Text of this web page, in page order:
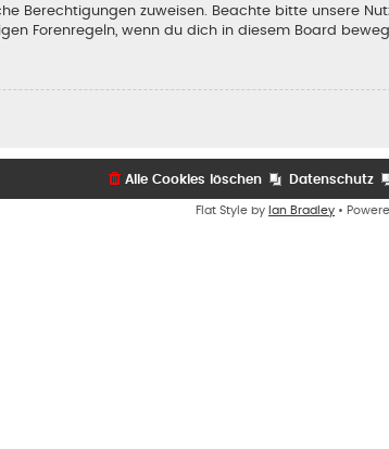
Berechtigungen zuweisen. Beachte bitte unsere
Forenregeln, wenn du dich in diesem Board
Datenschutz
Alle Cookies löschen
Flat Style by Ian Bradley •